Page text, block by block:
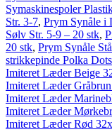
Symaskinespoler
Str. 3-7, Prym Synåle i
Sølv Str. 5-9 – 20 stk,
20 stk, Prym Synåle
strikkepinde Polka
Imiteret Læder Beige
Imiteret Læder
Imiteret Læder
Imiteret Læder
Imiteret Læder Rød